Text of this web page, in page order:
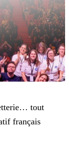
tout
français